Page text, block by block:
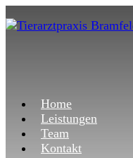
Home
Leistungen
Team
Kontakt